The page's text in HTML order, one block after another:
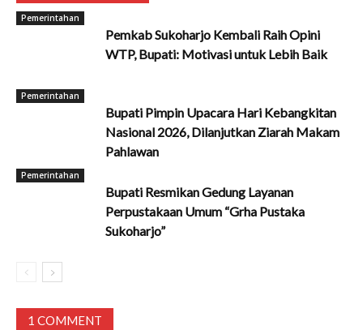
Pemerintahan
Pemkab Sukoharjo Kembali Raih Opini
WTP, Bupati: Motivasi untuk Lebih Baik
Pemerintahan
Bupati Pimpin Upacara Hari Kebangkitan
Nasional 2026, Dilanjutkan Ziarah Makam
Pahlawan
Pemerintahan
Bupati Resmikan Gedung Layanan
Perpustakaan Umum “Grha Pustaka
Sukoharjo”
1 COMMENT